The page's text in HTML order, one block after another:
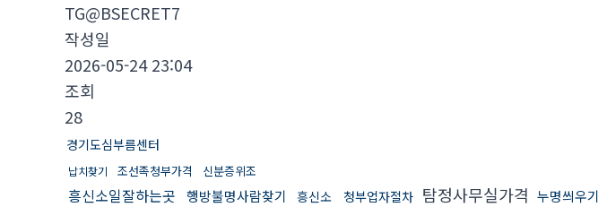
TG@BSECRET7
작성일
2026-05-24 23:04
조회
28
경기도심부름센터
납치찾기 조선족청부가격 신분증위조
흥신소일잘하는곳 행방불명사람찾기 흥신소 청부업자절차 탐정사무실가격 누명씌우기